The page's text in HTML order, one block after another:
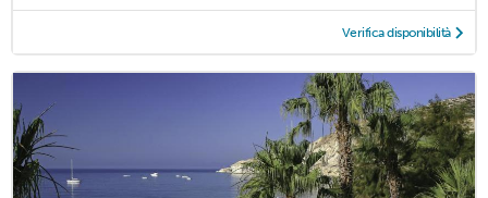
Verifica disponibilità